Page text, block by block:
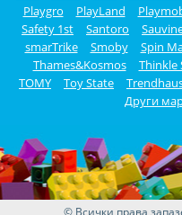
Playgro
PlayLand
Safety 1st
Santoro
smarTrike
Smoby Spin
Thames&Kosmos
Thinkle
TOMY
Toy State
Други